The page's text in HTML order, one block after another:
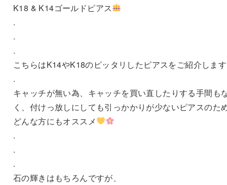
K18 & K14ゴールドピアス
.
.
.
こちらはK14やK18のピッタリしたピアスをご紹介します
.
キャッチが無い為、キャッチを買い直したりする手間も
く、付けっ放しにしても引っかかりが少ないピアスのた
どんな方にもオススメ
.
.
.
石の輝きはもちろんですが、